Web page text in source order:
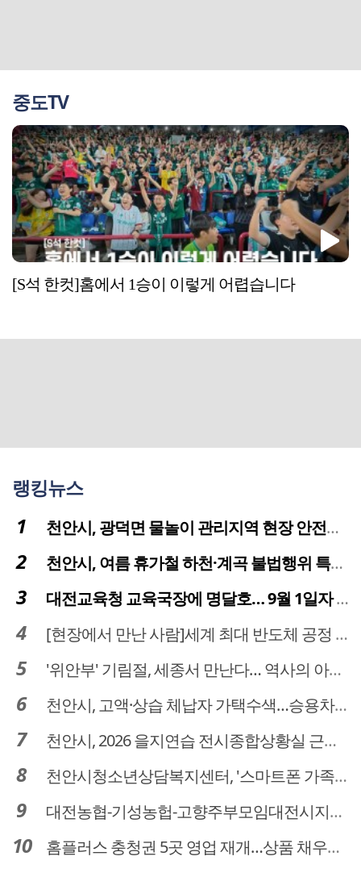
중도TV
[S석 한컷]홈에서 1승이 이렇게 어렵습니다
랭킹뉴스
천안시, 광덕면 물놀이 관리지역 현장 안전점검 실시
천안시, 여름 휴가철 하천·계곡 불법행위 특별단속
대전교육청 교육국장에 명달호… 9월 1일자 181명 인사
[현장에서 만난 사람]세계 최대 반도체 공정 장비 제조 기업 ASML 한종호 매니저
'위안부' 기림절, 세종서 만난다… 역사의 아픔 치유, '평화의 장'
천안시, 고액·상습 체납자 가택수색…승용차 압류·공매 착수
천안시, 2026 을지연습 전시종합상황실 근무자 사전교육
천안시청소년상담복지센터, '스마트폰 가족치유캠프' 운영
대전농협-기성농헙-고향주부모임대전시지회, 이심점심 중식지원 봉사활동
홈플러스 충청권 5곳 영업 재개…상품 채우기 ‘속도전’